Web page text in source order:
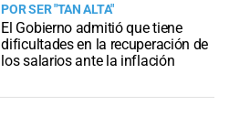
POR SER "TAN ALTA"
El Gobierno admitió que tiene
dificultades en la recuperación de
los salarios ante la inflación